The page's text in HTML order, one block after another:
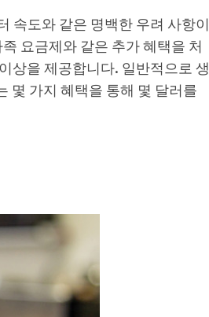
속도와 같은 명백한 우려 사항이
요금제와 같은 추가 혜택을 처
상을 제공합니다. 일반적으로 생
몇 가지 혜택을 통해 몇 달러를